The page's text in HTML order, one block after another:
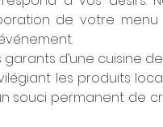
de votre
garants d’une cuisine
les produits
souci permanent de